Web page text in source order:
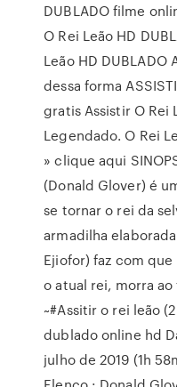
DUBLADO filme
O Rei Leão HD
Leão HD DUBLADO
dessa forma
gratis Assistir O Rei
Legendado. O Rei
» clique aqui
(Donald Glover) é
se tornar o rei da
armadilha
Ejiofor) faz com que
o atual rei, morra
~#Assitir o rei leão
dublado online hd
julho de 2019 (1h